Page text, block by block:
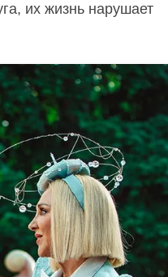
их жизнь нарушает